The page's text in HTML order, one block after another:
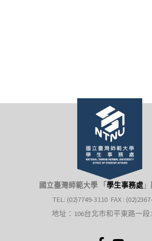
國立臺灣師範大學 「 學生事務處 」
TEL: (02)7749-3110 FAX :
地址：106台北市和平東路一段